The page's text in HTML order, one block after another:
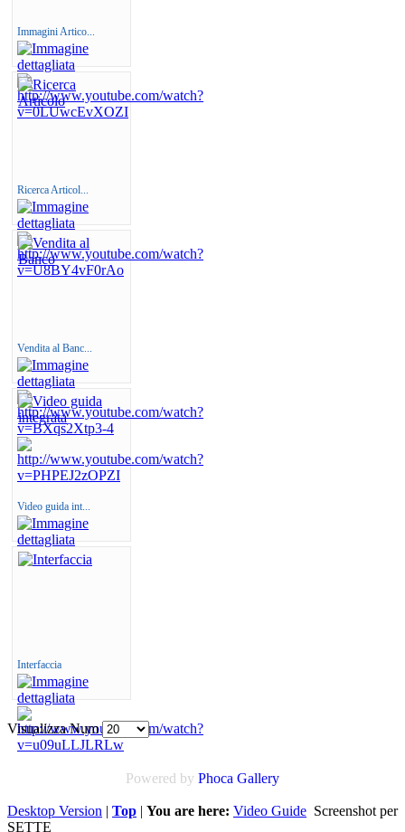
Immagini Artico...
Ricerca Articol...
Vendita al Banc...
Video guida int...
Interfaccia
Visualizza Num
Powered by Phoca Gallery
Desktop Version | Top | You are here: Video Guide Screenshot per
SETTE